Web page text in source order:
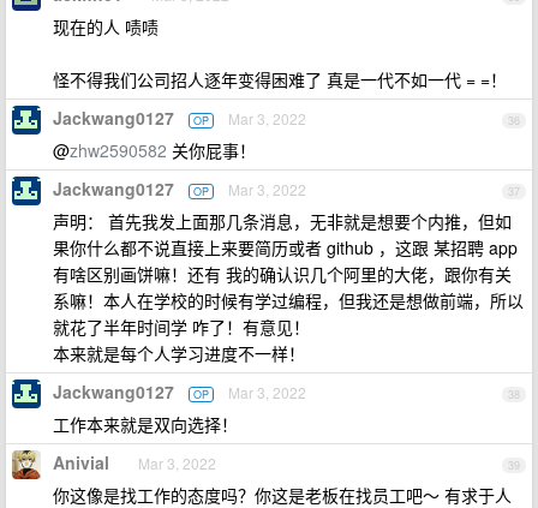
现在的人 啧啧
怪不得我们公司招人逐年变得困难了 真是一代不如一代 = =！
36
Jackwang0127 OP Mar 3, 2022
@zhw2590582 关你屁事！
37
Jackwang0127 OP Mar 3, 2022
声明： 首先我发上面那几条消息，无非就是想要个内推，但如
果你什么都不说直接上来要简历或者 github ，这跟 某招聘 app
有啥区别画饼嘛！还有 我的确认识几个阿里的大佬，跟你有关
系嘛！本人在学校的时候有学过编程，但我还是想做前端，所以
就花了半年时间学 咋了！有意见！
本来就是每个人学习进度不一样！
38
Jackwang0127 OP Mar 3, 2022
工作本来就是双向选择！
39
Anivial Mar 3, 2022
你这像是找工作的态度吗？你这是老板在找员工吧～ 有求于人